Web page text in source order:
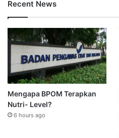
Recent News
Mengapa BPOM Terapkan
Nutri- Level?
6 hours ago